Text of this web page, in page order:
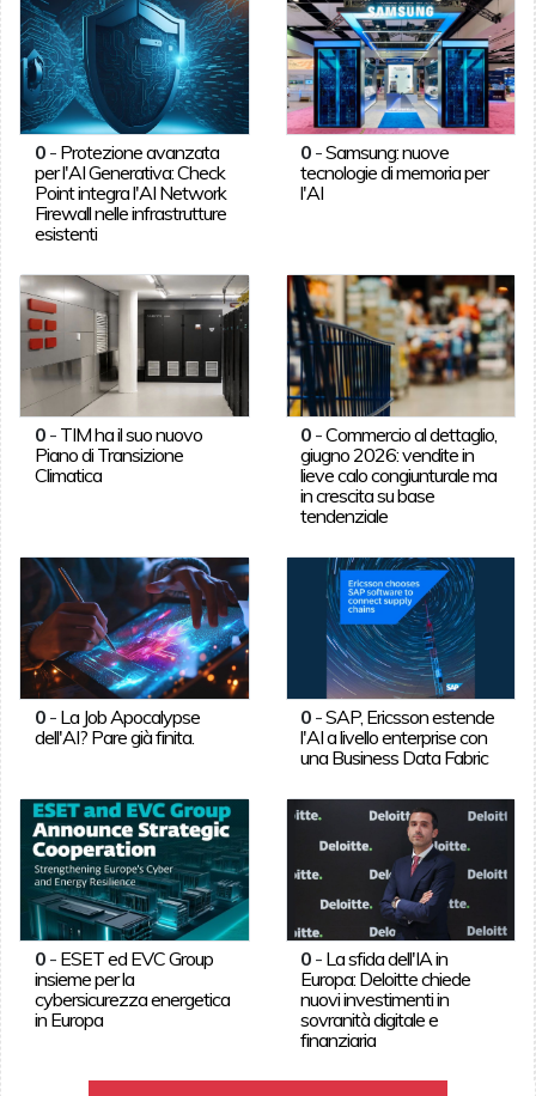
0- Protezione avanzata
per l'AI Generativa: Check
Point integra l'AI Network
Firewall nelle infrastrutture
esistenti
0 -Samsung: nuove
tecnologie di memoria per
l'AI
0- TIM ha il suo nuovo
Piano di Transizione
Climatica
0 -Commercio al dettaglio,
giugno 2026: vendite in
lieve calo congiunturale ma
in crescita su base
tendenziale
0- La Job Apocalypse
dell'AI? Pare già finita.
0 -SAP, Ericsson estende
l'AI a livello enterprise con
una Business Data Fabric
0- ESET ed EVC Group
insieme per la
cybersicurezza energetica
in Europa
0 - La sfida dell'IA in
Europa: Deloitte chiede
nuovi investimenti in
sovranità digitale e
finanziaria